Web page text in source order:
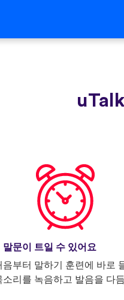
말문이 트일 수 있어요
부터 말하기 훈련에 바로
소리를 녹음하고 발음을 다